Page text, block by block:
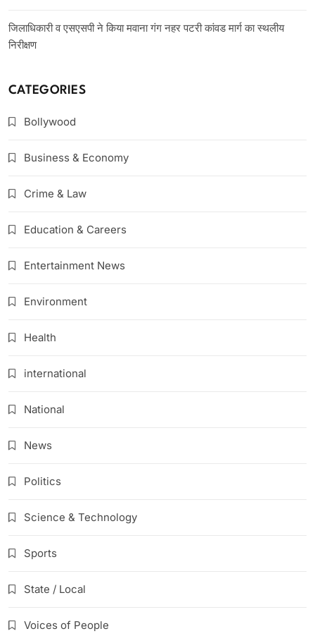
जिलाधिकारी व एसएसपी ने किया मवाना गंग नहर पटरी कांवड मार्ग का स्थलीय
निरीक्षण
CATEGORIES
Bollywood
Business & Economy
Crime & Law
Education & Careers
Entertainment News
Environment
Health
international
National
News
Politics
Science & Technology
Sports
State / Local
Voices of People